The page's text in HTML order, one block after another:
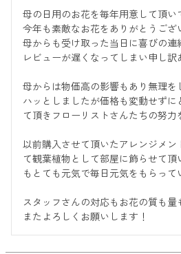
母の日用のお花を毎年用意して頂い
今年も素敵なお花をありがとうござ
母からも受け取った当日に喜びの連
レビューが遅くなってしまい申し訳
母からは物価高の影響もあり無理を
ハッとしましたが価格も変動せずに
て頂きフローリストさんたちの努力
以前購入させて頂いたアレンジメン
て観葉植物として部屋に飾らせて頂
もとても元気で毎日元気をもらって
スタッフさんの対応もお花の質も量
またよろしくお願いします！